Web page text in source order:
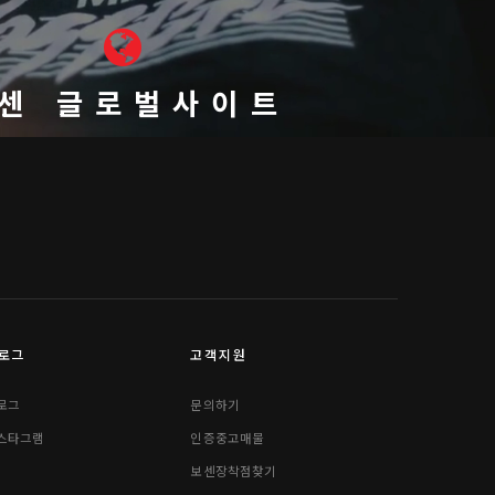
글로벌사이트
그
그
타그램
고객지원
문의하기
인증중고매물
보센장착점찾기